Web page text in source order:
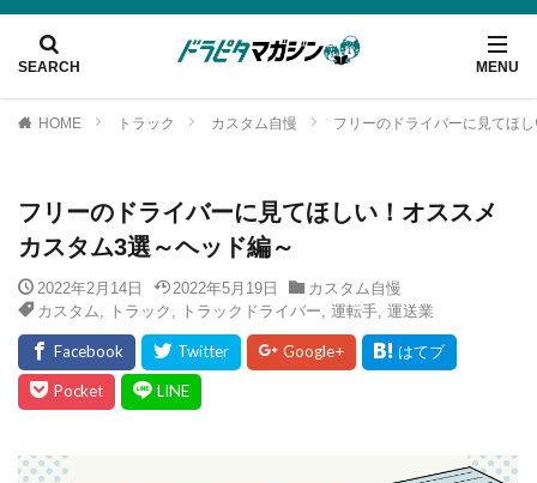
HOME トラック カスタム自慢 フリーのドライバーに見てほ
フリーのドライバーに見てほしい！オススメ
カスタム3選～ヘッド編～
2022年2月14日 2022年5月19日
カスタム自慢
カスタム
トラック トラックドライバー 運転手, 運送業